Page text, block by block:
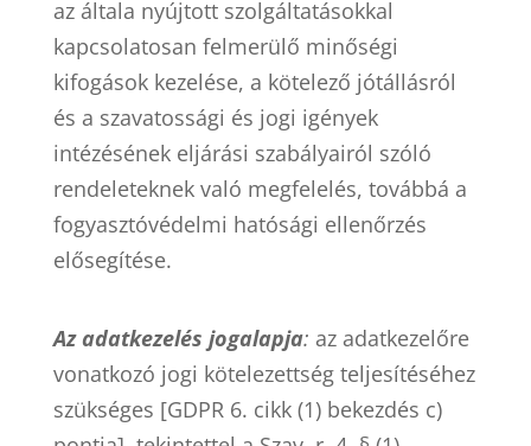
az általa nyújtott szolgáltatásokkal
kapcsolatosan felmerülő minőségi
kifogások kezelése, a kötelező jótállásról
és a szavatossági és jogi igények
intézésének eljárási szabályairól szóló
rendeleteknek való megfelelés, továbbá a
fogyasztóvédelmi hatósági ellenőrzés
elősegítése.
Az adatkezelés jogalapja: az adatkezelőre
vonatkozó jogi kötelezettség teljesítéséhez
szükséges [GDPR 6. cikk (1) bekezdés c)